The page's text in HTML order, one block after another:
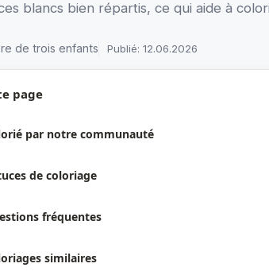
blancs bien répartis, ce qui aide à
de trois enfants Publié: 12.06.2026
page
par notre communauté
de coloriage
fréquentes
similaires